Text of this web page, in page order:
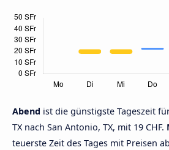
Abend ist die günstigste Tageszeit
TX nach San Antonio, TX, mit 19 CHF.
teuerste Zeit des Tages mit Preisen